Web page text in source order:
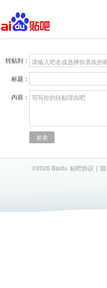
转贴到： 请输入吧名或选择你喜欢的
标题：
内容： 写写你的转贴理由吧
发表
©2026 Baidu 贴吧协议 |